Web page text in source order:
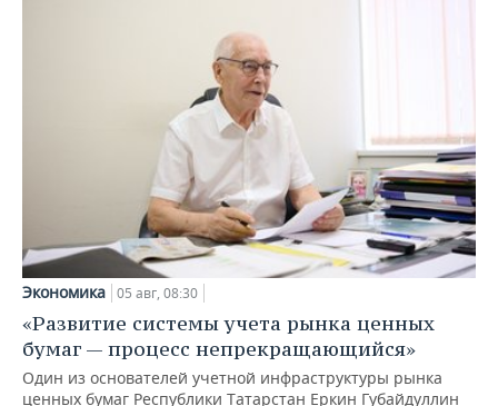
Экономика 05 авг, 08:30
«Развитие системы учета рынка ценных
бумаг — процесс непрекращающийся»
Один из основателей учетной инфраструктуры рынка
ценных бумаг Республики Татарстан Еркин Губайдуллин